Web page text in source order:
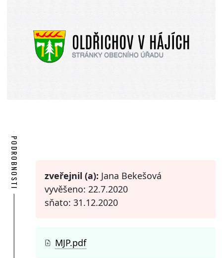
PODROBNOSTI zveřejnil (a): Jana Bekešová
vyvěšeno: 22.7.2020
sňato: 31.12.2020
MJP.pdf